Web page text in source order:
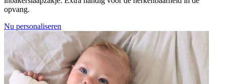
opvang.
Nu personaliseren